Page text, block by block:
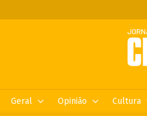
Geral Opinião Cultura